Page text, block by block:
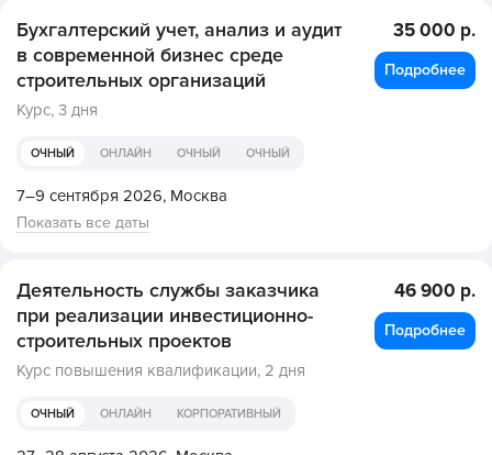
Бухгалтерский учет, анализ и аудит
в современной бизнес среде
строительных организаций
Курс, 3 дня
ОЧНЫЙ ОНЛАЙН ОЧНЫЙ ОЧНЫЙ
7–9 сентября 2026, Москва
Показать все даты
35 000 р.
Подробнее
Деятельность службы заказчика
при реализации инвестиционно-
строительных проектов
Курс повышения квалификации, 2 дня
ОЧНЫЙ ОНЛАЙН КОРПОРАТИВНЫЙ
46 900 р.
Подробнее